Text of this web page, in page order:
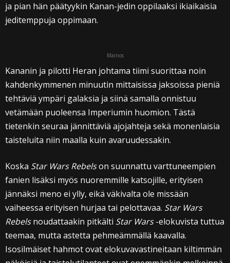
ja pian hän päätyykin Kanan-jedin oppilaaksi ikiaikaisia
jeditemppuja oppimaan.
Mainos
Kananin ja pilotti Heran johtama tiimi suorittaa noin
kahdenkymmenen minuutin mittaisissa jaksoissa pieniä
tehtäviä ympäri galaksia ja siinä samalla onnistuu
vetämään puoleensa Imperiumin huomion. Tästä
tietenkin seuraa jännittäviä ajojahteja sekä monenlaisia
taisteluita niin maalla kuin avaruudessakin.
Koska Star Wars Rebelson suunnattu varttuneempien
fanien lisäksi myös nuoremmille katsojille, erityisen
jännäksi meno ei ylly, eikä väkivalta ole missään
vaiheessa erityisen hurjaa tai pelottavaa. Star Wars
Rebelsnoudattaakin pitkälti Star Wars-elokuvista tuttua
teemaa, mutta astetta pehmeämmällä kaavalla.
Isosilmäiset hahmot ovat elokuvavastineitaan kiltimmän